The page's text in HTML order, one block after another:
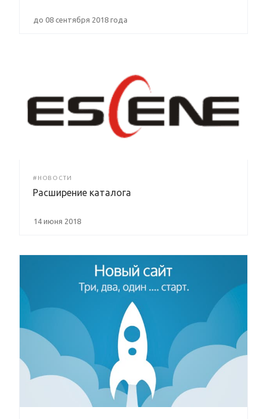
до 08 сентября 2018 года
#НОВОСТИ
Расширение каталога
14 июня 2018